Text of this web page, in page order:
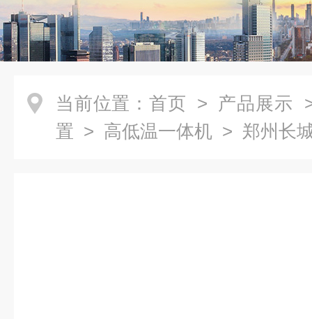
当前位置： 首页 > 产品展示
置 > 高低温一体机 > 郑州长